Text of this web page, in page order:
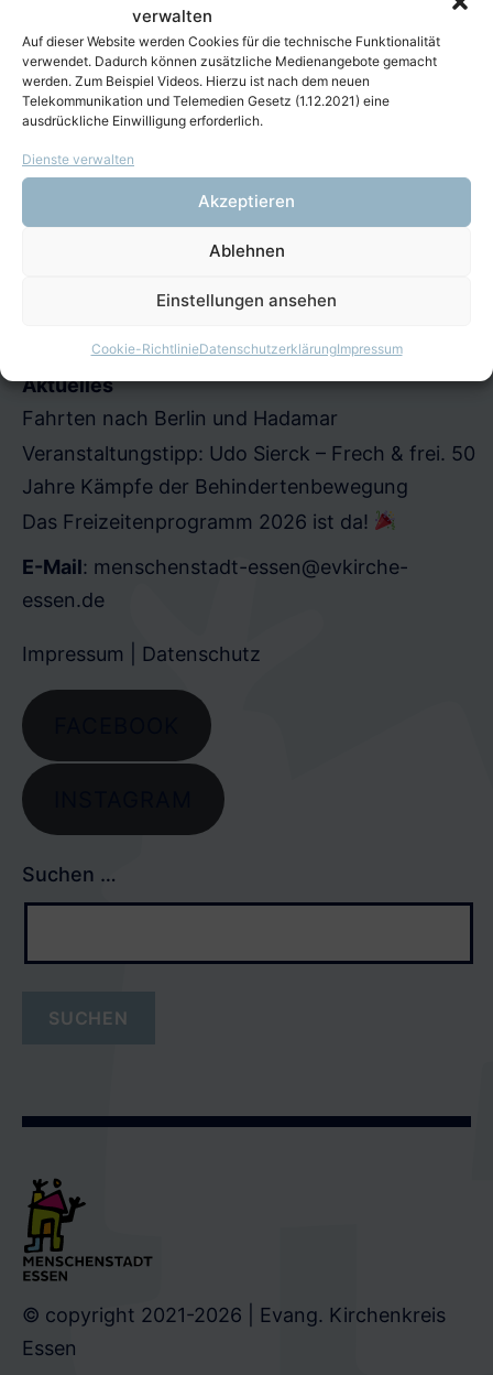
verwalten
Auf dieser Website werden Cookies für die technische Funktionalität
verwendet. Dadurch können zusätzliche Medienangebote gemacht
werden. Zum Beispiel Videos. Hierzu ist nach dem neuen
Telekommunikation und Telemedien Gesetz (1.12.2021) eine
ausdrückliche Einwilligung erforderlich.
Dienste verwalten
Akzeptieren
Ablehnen
Einstellungen ansehen
Cookie-RichtlinieDatenschutzerklärungImpressum
Startseite
Aktuelles
Fahrten nach Berlin und Hadamar
Veranstaltungstipp: Udo Sierck – Frech & frei. 50
Jahre Kämpfe der Behindertenbewegung
Das Freizeitenprogramm 2026 ist da!
E-Mail: menschenstadt-essen@evkirche-
essen.de
Impressum Datenschutz
Suchen …
© copyright 2021-2026 | Evang. Kirchenkreis
Essen